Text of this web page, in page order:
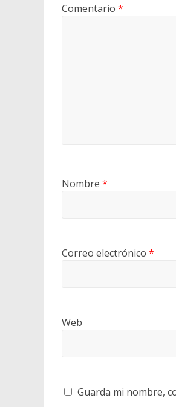
Comentario *
Nombre *
Correo electrónico *
Web
Guarda mi nombre,